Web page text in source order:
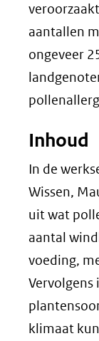
aantallen
ongeveer
Inhoud
In de
Wissen,
uit wat
aantal
voeding,
Vervolgens
klimaat